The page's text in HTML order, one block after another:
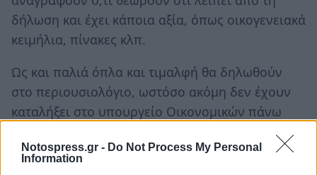
Notospress.gr - Do Not Process My Personal
Information
δήλωση και έχει κάποια αξία, όπως οικογενειακά
κειμήλια, πίνακες κλπ.
Ως και παλιά όπλα και τιμαλφή θα δηλωθούν
στο περιουσιολόγιο, ωστόσο ακόμη δεν έχουν
καταλήξει στο υπουργείο Οικονομικών πάνω
από ποιας αξίας αντικείμενα θα δηλωθούν και
ποιος θα εκτιμήσει την αξία των εν λόγω